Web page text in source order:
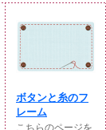
ボタンと糸のフ
レーム
こちらのページを